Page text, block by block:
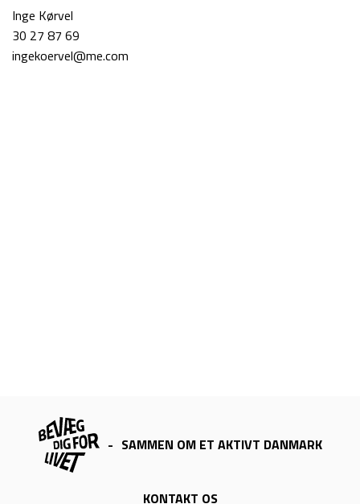
Inge Kørvel
30 27 87 69
ingekoervel@me.com
- SAMMEN OM ET AKTIVT DANMARK
KONTAKT OS